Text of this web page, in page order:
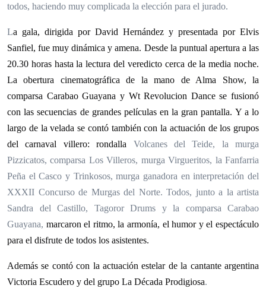
todos, haciendo muy complicada la elección para el jurado.
La gala, dirigida por David Hernández y presentada por Elvis
Sanfiel, fue muy dinámica y amena. Desde la puntual apertura a las
20.30 horas hasta la lectura del veredicto cerca de la media noche.
La obertura cinematográfica de la mano de Alma Show, la
comparsa Carabao Guayana y Wt Revolucion Dance se fusionó
con las secuencias de grandes películas en la gran pantalla. Y a lo
largo de la velada se contó también con la actuación de los grupos
del carnaval villero: rondalla Volcanes del Teide, la murga
Pizzicatos, comparsa Los Villeros, murga Virgueritos, la Fanfarria
Peña el Casco y Trinkosos, murga ganadora en interpretación del
XXXII Concurso de Murgas del Norte. Todos, junto a la artista
Sandra del Castillo, Tagoror Drums y la comparsa Carabao
Guayana, marcaron el ritmo, la armonía, el humor y el espectáculo
para el disfrute de todos los asistentes.
Además se contó con la actuación estelar de la cantante argentina
Victoria Escudero y del grupo La Década Prodigiosa.